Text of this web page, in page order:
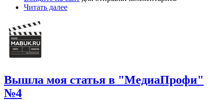
Читать далее
Вышла моя статья в "МедиаПрофи"
№4